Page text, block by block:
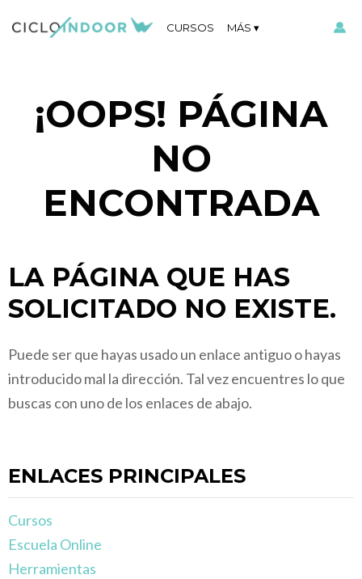
CURSOS MÁS
¡OOPS! PÁGINA
NO
ENCONTRADA
LA PÁGINA QUE HAS
SOLICITADO NO EXISTE.
Puede ser que hayas usado un enlace antiguo o hayas
introducido mal la dirección. Tal vez encuentres lo que
buscas con uno de los enlaces de abajo.
ENLACES PRINCIPALES
Cursos
Escuela Online
Herramientas